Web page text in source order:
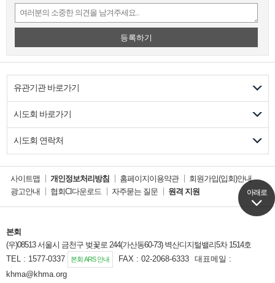
아래로
등록하기
유관기관 바로가기
시도회 바로가기
시도회 연락처
사이트맵 개인정보처리방침 홈페이지이용약관
회원가입(입회)안내
광고안내
협회CI다운로드 자주묻는 질문 원격 지원
본회
(우)08513 서울시 금천구 벚꽃로 244(가산동60-73) 벽산디지털밸리5차 1514호
TEL : 1577-0337
본회 ARS 안내 FAX : 02-2068-6333
대표메일 :
khma@khma.org
아래로